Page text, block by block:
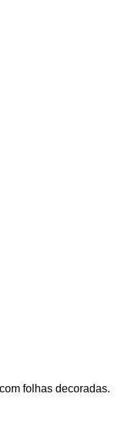
folhas decoradas.